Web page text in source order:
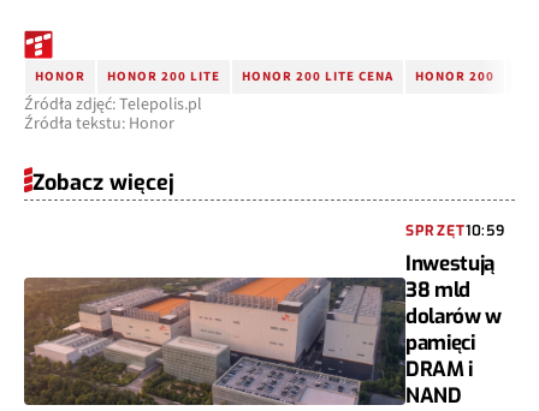
HONOR HONOR 200 LITE HONOR 200 LITE CENA HONOR 200
Źródła zdjęć: Telepolis.pl
Źródła tekstu: Honor
Zobacz więcej
SPRZĘT10:59
Inwestują
38 mld
dolarów w
pamięci
DRAM i
NAND